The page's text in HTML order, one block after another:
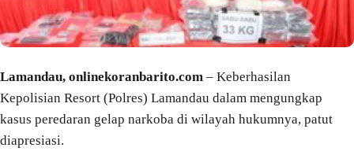
Lamandau, onlinekoranbarito.com – Keberhasilan
Kepolisian Resort (Polres) Lamandau dalam mengungkap
kasus peredaran gelap narkoba di wilayah hukumnya, patut
diapresiasi.